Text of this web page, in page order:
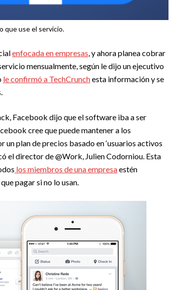
que use el servicio.
enfocada en empresas, y ahora planea cobrar
mensualmente, según le dijo un ejecutivo
le confirmó a TechCrunchesta información y se
Facebook dijo que el software iba a ser
cree que puede mantener a los
plan de precios basado en ‘usuarios activos
el director de @Work, Julien Codorniou. Esta
los miembros de una empresaestén
pagar si no lo usan.